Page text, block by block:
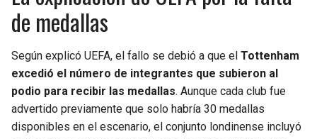
de medallas
Según explicó UEFA, el fallo se debió a que el Tottenham
excedió el número de integrantes que subieron al
podio para recibir las medallas. Aunque cada club fue
advertido previamente que solo habría 30 medallas
disponibles en el escenario, el conjunto londinense incluyó